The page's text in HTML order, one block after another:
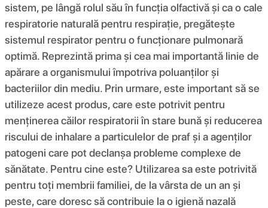
sistem, pe lângă rolul său în funcția olfactivă și ca o cale
respiratorie naturală pentru respirație, pregătește
sistemul respirator pentru o funcționare pulmonară
optimă. Reprezintă prima și cea mai importantă linie de
apărare a organismului împotriva poluanților și
bacteriilor din mediu. Prin urmare, este important să se
utilizeze acest produs, care este potrivit pentru
menținerea căilor respiratorii în stare bună și reducerea
riscului de inhalare a particulelor de praf și a agenților
patogeni care pot declanșa probleme complexe de
sănătate. Pentru cine este? Utilizarea sa este potrivită
pentru toți membrii familiei, de la vârsta de un an și
peste, care doresc să contribuie la o igienă nazală